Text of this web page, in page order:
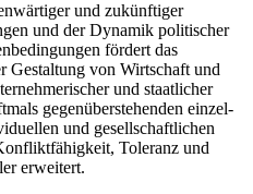
und zukünftiger
und der Dynamik politischer
fördert das
Gestaltung von Wirtschaft und
und staatlicher
gegenüberstehenden einzel-
und gesellschaftlichen
Toleranz und
erweitert.